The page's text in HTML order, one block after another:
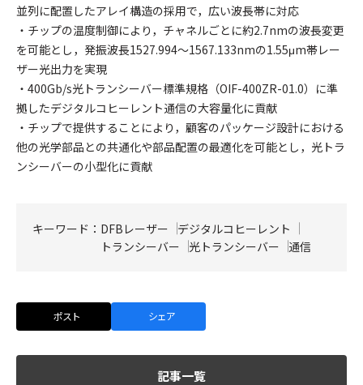
並列に配置したアレイ構造の採用で，広い波長帯に対応
・チップの温度制御により，チャネルごとに約2.7nmの波長変更
を可能とし，発振波長1527.994～1567.133nmの1.55μm帯レー
ザー光出力を実現
・400Gb/s光トランシーバー標準規格（OIF-400ZR-01.0）に準
拠したデジタルコヒーレント通信の大容量化に貢献
・チップで提供することにより，顧客のパッケージ設計における
他の光学部品との共通化や部品配置の最適化を可能とし，光トラ
ンシーバーの小型化に貢献
キーワード： DFBレーザー
デジタルコヒーレント
トランシーバー
光トランシーバー 通信
ポスト シェア
記事一覧